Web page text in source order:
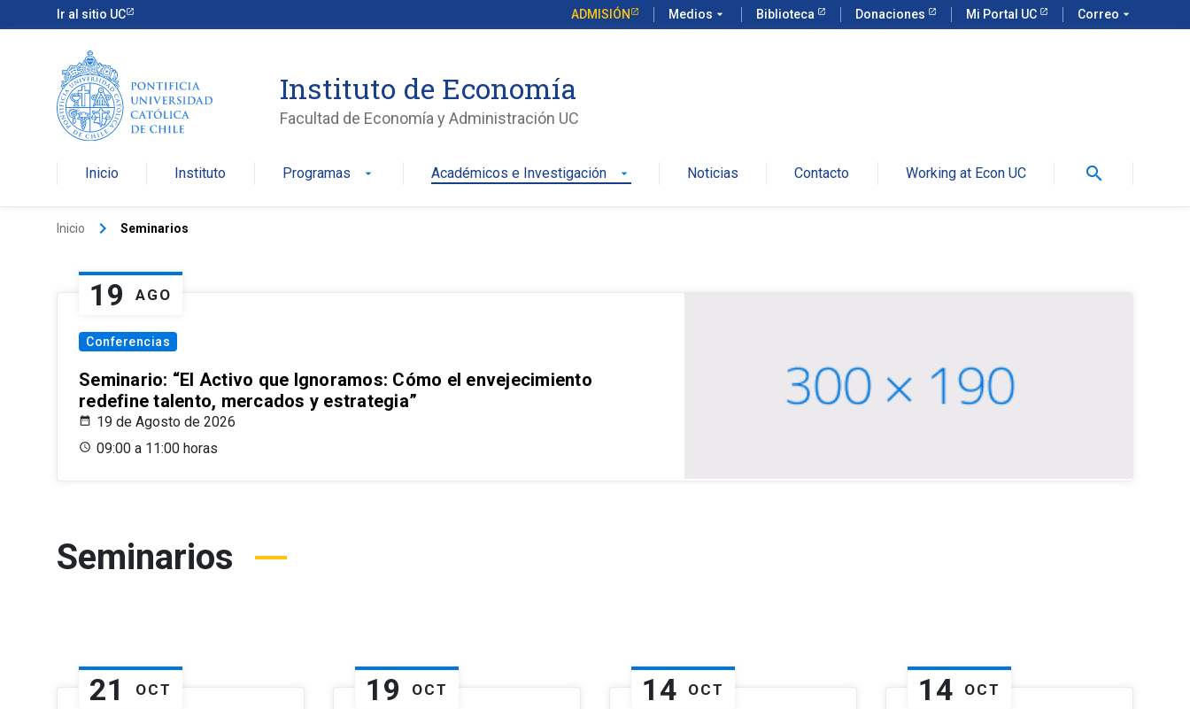
Ir al sitio UC ADMISIÓN Medios arrow_drop_down Biblioteca Donaciones Mi Portal UC Correo arrow_drop_down
Instituto de Economía
Facultad de Economía y Administración UC
Inicio Instituto Programas arrow_drop_down Académicos e Investigación arrow_drop_down Noticias Contacto Working at Econ UC search
Inicio keyboard_arrow_right Seminarios
19 AGO
Conferencias
Seminario: “El Activo que Ignoramos: Cómo el envejecimiento
redefine talento, mercados y estrategia”
19 de Agosto de 2026
09:00 a 11:00 horas
Seminarios
21 OCT 19 OCT 14 OCT 14 OCT